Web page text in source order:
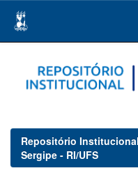
navigation
Repositório
Sergipe - RI/UFS